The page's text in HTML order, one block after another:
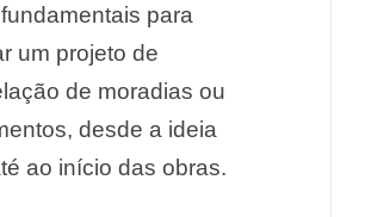
para
um projeto de
de moradias ou
desde a ideia
ao início das obras.